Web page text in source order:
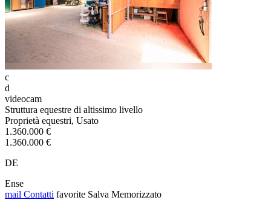
c
d
videocam
Struttura equestre di altissimo livello
Proprietà equestri, Usato
1.360.000 €
1.360.000 €
DE
Ense
mail Contatti favorite Salva Memorizzato